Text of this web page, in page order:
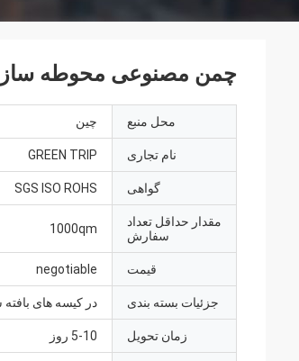
چمن مصنوعی محوطه سازی 4 متر در 4 متر برای خانه های
محل منبع چین
نام تجاری GREEN TRIP
گواهی SGS ISO ROHS
مقدار حداقل تعداد
سفارش
1000qm
قیمت negotiable
جزئیات بسته بندی در کیسه های
زمان تحویل 5-10 روز